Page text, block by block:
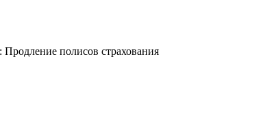
полисов страхования